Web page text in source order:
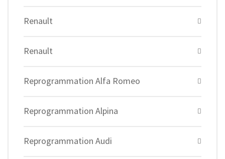
Renault
Renault
Reprogrammation Alfa Romeo
Reprogrammation Alpina
Reprogrammation Audi